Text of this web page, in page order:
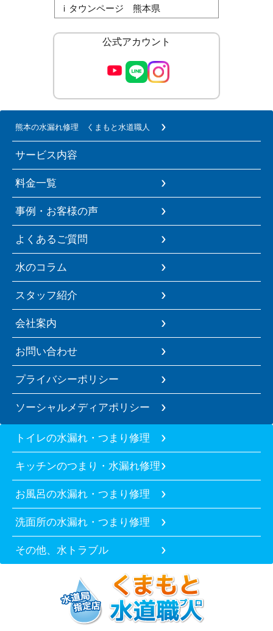
ｉタウンページ 熊本県
公式アカウント
熊本の水漏れ修理 くまもと水道職人
サービス内容
料金一覧
事例・お客様の声
よくあるご質問
水のコラム
スタッフ紹介
会社案内
お問い合わせ
プライバシーポリシー
ソーシャルメディアポリシー
トイレの水漏れ・つまり修理
キッチンのつまり・水漏れ修理
お風呂の水漏れ・つまり修理
洗面所の水漏れ・つまり修理
その他、水トラブル